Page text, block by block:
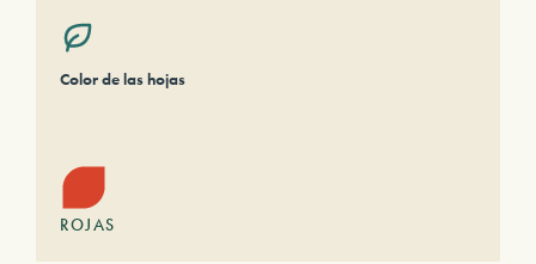
Color de las hojas
ROJAS